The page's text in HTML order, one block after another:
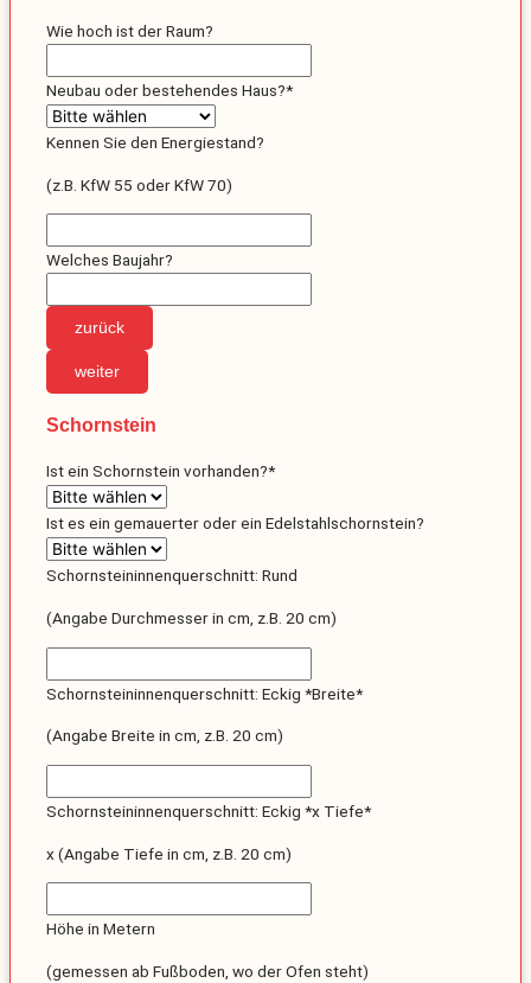
Wie hoch ist der Raum?
Neubau oder bestehendes Haus?*
Kennen Sie den Energiestand?
(z.B. KfW 55 oder KfW 70)
Welches Baujahr?
zurück
weiter
Schornstein
Ist ein Schornstein vorhanden?*
Ist es ein gemauerter oder ein Edelstahlschornstein?
Schornsteininnenquerschnitt: Rund
(Angabe Durchmesser in cm, z.B. 20 cm)
Schornsteininnenquerschnitt: Eckig *Breite*
(Angabe Breite in cm, z.B. 20 cm)
Schornsteininnenquerschnitt: Eckig *x Tiefe*
x (Angabe Tiefe in cm, z.B. 20 cm)
Höhe in Metern
(gemessen ab Fußboden, wo der Ofen steht)